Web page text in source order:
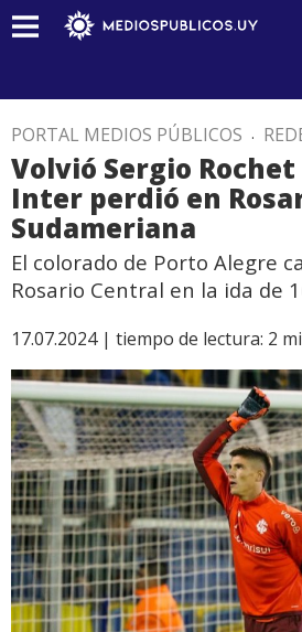
PORTAL MEDIOS PÚBLICOS .
Volvió Sergio
Inter perdió en
Sudameriana
El colorado de Porto Alegre
Rosario Central en la ida de
17.07.2024 | tiempo de lectura: 2